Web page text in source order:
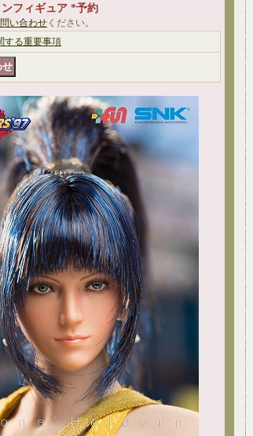
フィギュア *予約
い合わせ ください。
する重要事項